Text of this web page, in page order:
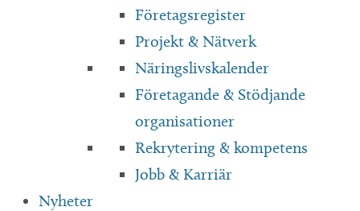
Företagsregister
Projekt & Nätverk
Näringslivskalender
Företagande & Stödjande
organisationer
Rekrytering & kompetens
Jobb & Karriär
Nyheter